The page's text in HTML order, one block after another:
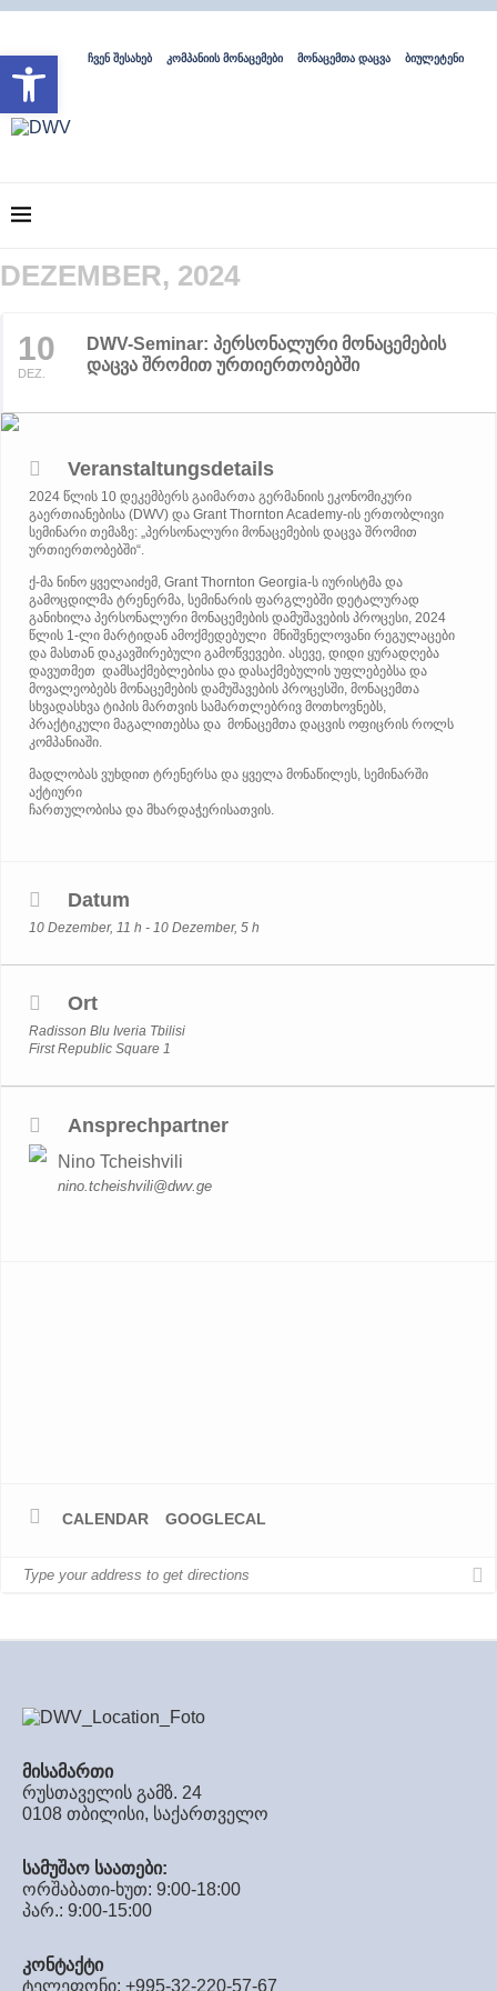
Open toolbarჩვენ შესახებ კომპანიის მონაცემები მონაცემთა დაცვა ბიულეტენი
DEZEMBER, 2024
10
DEZ.
DWV-Seminar: პერსონალური მონაცემების
დაცვა შრომით ურთიერთობებში
Veranstaltungsdetails
2024 წლის 10 დეკემბერს გაიმართა გერმანიის ეკონომიკური
გაერთიანებისა (DWV) და Grant Thornton Academy-ის ერთობლივი
სემინარი თემაზე: „პერსონალური მონაცემების დაცვა შრომით
ურთიერთობებში“.
ქ-მა ნინო ყველაიძემ, Grant Thornton Georgia-ს იურისტმა და
გამოცდილმა ტრენერმა, სემინარის ფარგლებში დეტალურად
განიხილა პერსონალური მონაცემების დამუშავების პროცესი, 2024
წლის 1-ლი მარტიდან ამოქმედებული მნიშვნელოვანი რეგულაცები
და მასთან დაკავშირებული გამოწვევები. ასევე, დიდი ყურადღება
დავუთმეთ დამსაქმებლებისა და დასაქმებულის უფლებებსა და
მოვალეობებს მონაცემების დამუშავების პროცესში, მონაცემთა
სხვადასხვა ტიპის მართვის სამართლებრივ მოთხოვნებს,
პრაქტიკული მაგალითებსა და მონაცემთა დაცვის ოფიცრის როლს
კომპანიაში.
მადლობას ვუხდით ტრენერსა და ყველა მონაწილეს, სემინარში
აქტიური
ჩართულობისა და მხარდაჭერისათვის.
Datum
10 Dezember, 11 h - 10 Dezember, 5 h
Ort
Radisson Blu Iveria Tbilisi
First Republic Square 1
Ansprechpartner
Nino Tcheishvili
nino.tcheishvili@dwv.ge
CALENDAR GOOGLECAL
მისამართი
რუსთაველის გამზ. 24
0108 თბილისი, საქართველო
სამუშაო საათები:
ორშაბათი-ხუთ: 9:00-18:00
პარ.: 9:00-15:00
კონტაქტი
ტელეფონი: +995-32-220-57-67